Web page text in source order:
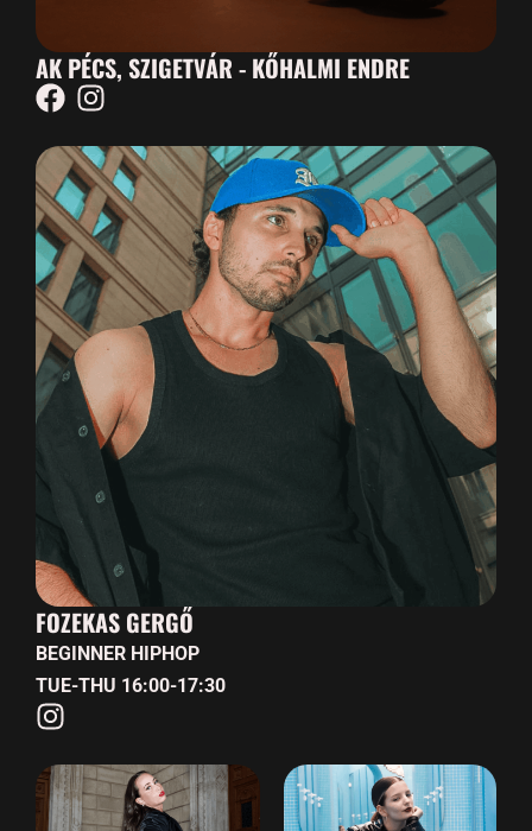
AK PÉCS, SZIGETVÁR - KŐHALMI ENDRE
FOZEKAS GERGŐ
BEGINNER HIPHOP
TUE-THU 16:00-17:30